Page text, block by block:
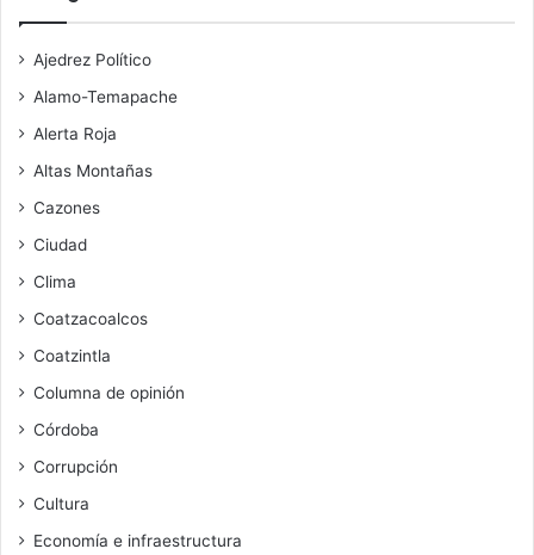
Ajedrez Político
Alamo-Temapache
Alerta Roja
Altas Montañas
Cazones
Ciudad
Clima
Coatzacoalcos
Coatzintla
Columna de opinión
Córdoba
Corrupción
Cultura
Economía e infraestructura